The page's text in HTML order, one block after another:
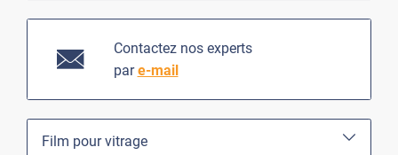
Contactez nos experts
pare-mail
Film pour vitrage